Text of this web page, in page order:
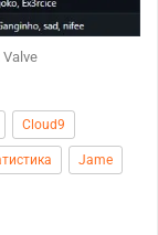
Cloud9
Jame